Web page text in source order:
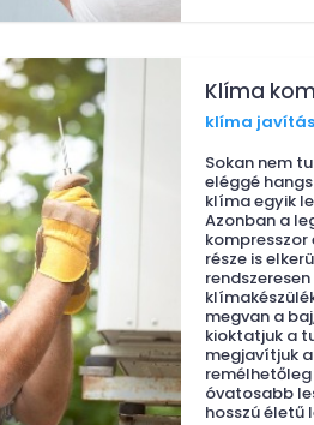
Klíma
klíma javítás
Sokan nem
eléggé
klíma egyik
Azonban a
része is
megvan a
kioktatjuk a
megjavítjuk
óvatosabb
hosszú életű